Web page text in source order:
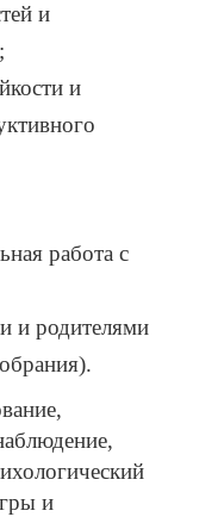
и
и
работа с
и родителями
и